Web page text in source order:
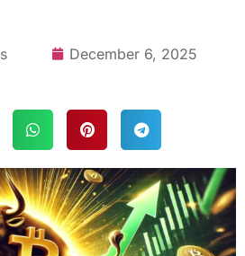
December 6, 2025